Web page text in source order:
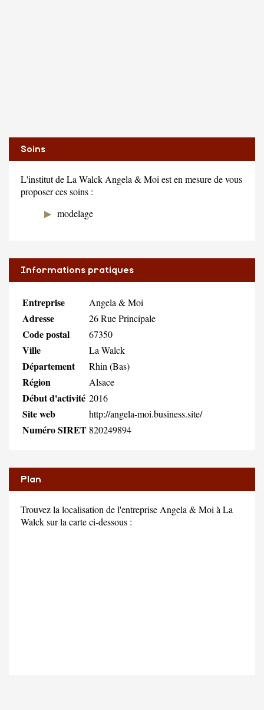
Soins
L'institut de La Walck Angela & Moi est en mesure de vous
proposer ces soins :
modelage
Informations pratiques
Entreprise Angela & Moi
Adresse 26 Rue Principale
Code postal 67350
Ville La Walck
Département Rhin (Bas)
Région Alsace
Début d'activité 2016
Site web http://angela-moi.business.site/
Numéro SIRET 820249894
Plan
Trouvez la localisation de l'entreprise Angela & Moi à La
Walck sur la carte ci-dessous :